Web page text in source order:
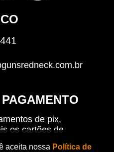
aceita nossa Política de
de pix,
os cartões de